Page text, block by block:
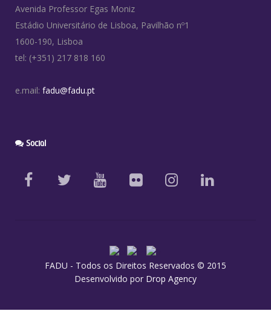
Avenida Professor Egas Moniz
Estádio Universitário de Lisboa, Pavilhão nº1
1600-190, Lisboa
tel: (+351) 217 818 160
e.mail: fadu@fadu.pt
Social
FADU - Todos os Direitos Reservados © 2015
Desenvolvido por Drop Agency